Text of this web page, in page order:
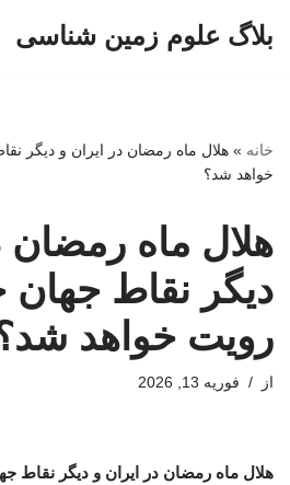
بلاگ علوم زمین شناسی
خانه » هلال ماه رمضان در ایران و دیگر
خواهد شد؟
هلال ماه رمضان
دیگر نقاط
رویت خواهد
از فوریه 13, 2026
هلال ماه رمضان در ایران و دیگر نقاط